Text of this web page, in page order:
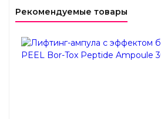
Рекомендуемые товары